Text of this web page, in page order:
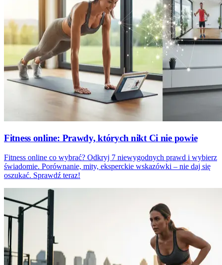
Fitness online: Prawdy, których nikt Ci nie powie
Fitness online co wybrać? Odkryj 7 niewygodnych prawd i wybierz
świadomie. Porównanie, mity, eksperckie wskazówki – nie daj się
oszukać. Sprawdź teraz!